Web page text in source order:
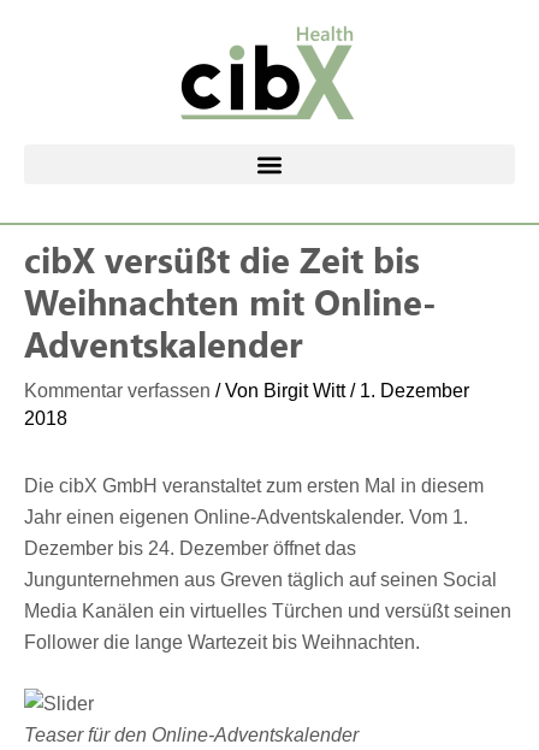
cibX versüßt die Zeit bis
Weihnachten mit Online-
Adventskalender
Kommentar verfassen / Von Birgit Witt/ 1. Dezember
2018
Die cibX GmbH veranstaltet zum ersten Mal in diesem
Jahr einen eigenen Online-Adventskalender. Vom 1.
Dezember bis 24. Dezember öffnet das
Jungunternehmen aus Greven täglich auf seinen Social
Media Kanälen ein virtuelles Türchen und versüßt seinen
Follower die lange Wartezeit bis Weihnachten.
Teaser für den Online-Adventskalender